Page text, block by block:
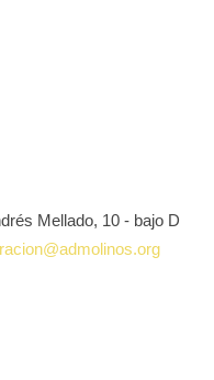
Mellado, 10 - bajo D